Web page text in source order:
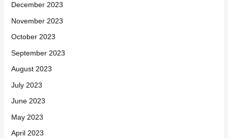
December 2023
November 2023
October 2023
September 2023
August 2023
July 2023
June 2023
May 2023
April 2023